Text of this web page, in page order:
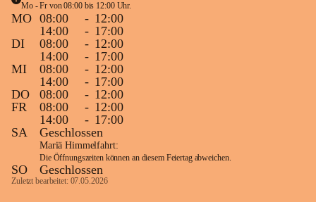
Mo - Fr von 08:00 bis 12:00 Uhr.
MO 08:00 - 12:00
14:00
- 17:00
DI
08:00 - 12:00
14:00
- 17:00
MI
08:00 - 12:00
14:00
- 17:00
DO
08:00 - 12:00
FR
08:00 - 12:00
14:00
- 17:00
SA
Geschlossen
Mariä Himmelfahrt:
Die Öffnungszeiten können an diesem Feiertag abweichen.
SO Geschlossen
Zuletzt bearbeitet: 07.05.2026